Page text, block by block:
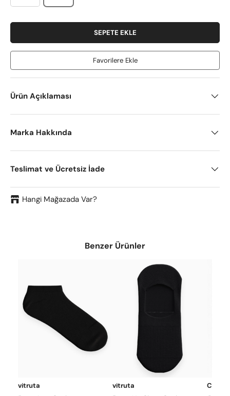
SEPETE EKLE
Favorilere Ekle
Ürün Açıklaması
Marka Hakkında
Teslimat ve Ücretsiz İade
Hangi Mağazada Var?
Benzer Ürünler
vitruta vitruta